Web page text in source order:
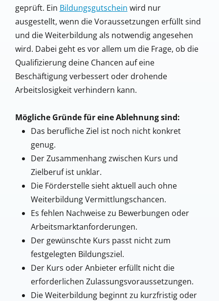
geprüft. Ein Bildungsgutschein wird nur
ausgestellt, wenn die Voraussetzungen erfüllt sind
und die Weiterbildung als notwendig angesehen
wird. Dabei geht es vor allem um die Frage, ob die
Qualifizierung deine Chancen auf eine
Beschäftigung verbessert oder drohende
Arbeitslosigkeit verhindern kann.
Mögliche Gründe für eine Ablehnung sind:
Das berufliche Ziel ist noch nicht konkret
genug.
Der Zusammenhang zwischen Kurs und
Zielberuf ist unklar.
Die Förderstelle sieht aktuell auch ohne
Weiterbildung Vermittlungschancen.
Es fehlen Nachweise zu Bewerbungen oder
Arbeitsmarktanforderungen.
Der gewünschte Kurs passt nicht zum
festgelegten Bildungsziel.
Der Kurs oder Anbieter erfüllt nicht die
erforderlichen Zulassungsvoraussetzungen.
Die Weiterbildung beginnt zu kurzfristig oder